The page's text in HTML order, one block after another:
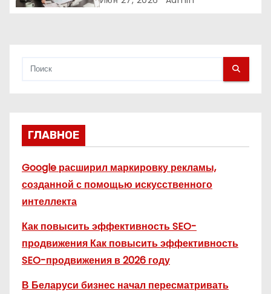
ГЛАВНОЕ
Google расширил маркировку рекламы,
созданной с помощью искусственного
интеллекта
Как повысить эффективность SEO-
продвижения Как повысить эффективность
SEO-продвижения в 2026 году
В Беларуси бизнес начал пересматривать